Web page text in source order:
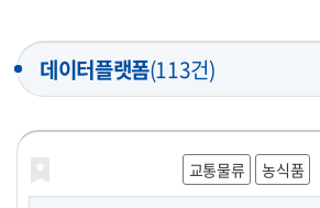
데이터플랫폼(113건)
교통물류 농식품